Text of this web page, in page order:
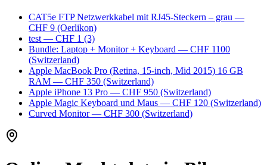
CAT5e FTP Netzwerkkabel mit RJ45-Steckern – grau —
CHF 9 (Oerlikon)
test — CHF 1 (3)
Bundle: Laptop + Monitor + Keyboard — CHF 1100
(Switzerland)
Apple MacBook Pro (Retina, 15-inch, Mid 2015) 16 GB
RAM — CHF 350 (Switzerland)
Apple iPhone 13 Pro — CHF 950 (Switzerland)
Apple Magic Keyboard und Maus — CHF 120 (Switzerland)
Curved Monitor— CHF 300 (Switzerland)